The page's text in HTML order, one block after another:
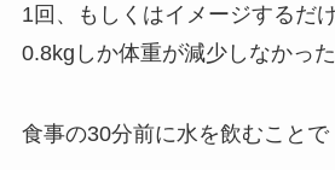
1回、もしくはイメージするだ
0.8kgしか体重が減少しなかった
食事の30分前に水を飲むことで